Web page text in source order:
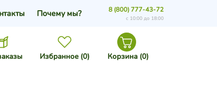
Избранное (0) Корзина (0)
Почему мы? 8 (800) 777-43-72
с 10:00 до 18:00